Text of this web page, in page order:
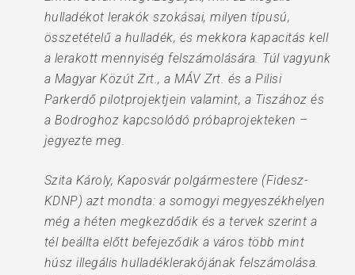
hulladékot lerakók szokásai, milyen típusú,
összetételű a hulladék, és mekkora kapacitás kell
a lerakott mennyiség felszámolására. Túl vagyunk
a Magyar Közút Zrt., a MÁV Zrt. és a Pilisi
Parkerdő pilotprojektjein valamint, a Tiszához és
a Bodroghoz kapcsolódó próbaprojekteken –
jegyezte meg.
Szita Károly, Kaposvár polgármestere (Fidesz-
KDNP) azt mondta: a somogyi megyeszékhelyen
még a héten megkezdődik és a tervek szerint a
tél beállta előtt befejeződik a város több mint
húsz illegális hulladéklerakójának felszámolása.